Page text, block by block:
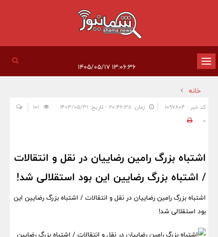
تغییر
وضعیت
ناوبری
خانه
کد خبر : 1097804 زمان: ۲۰:۴۶:۳۸ - تاریخ: ۱۴۰۳/۰۵/۳۱
0
اشتباه بزرگ رامین رضاییان در نقل و انتقالات
/ اشتباه بزرگ رضایین این بود استقلالی شد!
اشتباه بزرگ رامین رضاییان در نقل و انتقالات / اشتباه بزرگ رضایین این
بود استقلالی شد!